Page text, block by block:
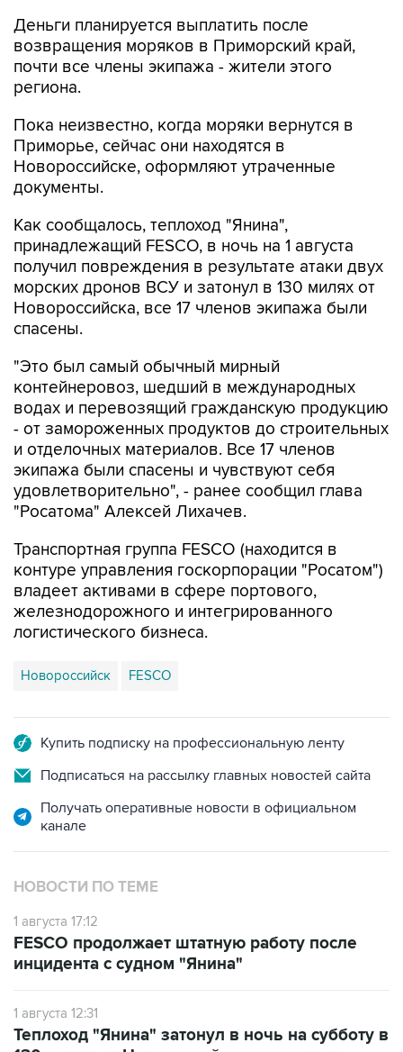
Деньги планируется выплатить после
возвращения моряков в Приморский край,
почти все члены экипажа - жители этого
региона.
Пока неизвестно, когда моряки вернутся в
Приморье, сейчас они находятся в
Новороссийске, оформляют утраченные
документы.
Как сообщалось, теплоход "Янина",
принадлежащий FESCO, в ночь на 1 августа
получил повреждения в результате атаки двух
морских дронов ВСУ и затонул в 130 милях от
Новороссийска, все 17 членов экипажа были
спасены.
"Это был самый обычный мирный
контейнеровоз, шедший в международных
водах и перевозящий гражданскую продукцию
- от замороженных продуктов до строительных
и отделочных материалов. Все 17 членов
экипажа были спасены и чувствуют себя
удовлетворительно", - ранее сообщил глава
"Росатома" Алексей Лихачев.
Транспортная группа FESCO (находится в
контуре управления госкорпорации "Росатом")
владеет активами в сфере портового,
железнодорожного и интегрированного
логистического бизнеса.
Новороссийск FESCO
Купить подписку на профессиональную ленту
Подписаться на рассылку главных новостей сайта
Получать оперативные новости в официальном
канале
НОВОСТИ ПО ТЕМЕ
1 августа 17:12
FESCO продолжает штатную работу после
инцидента с судном "Янина"
1 августа 12:31
Теплоход "Янина" затонул в ночь на субботу в